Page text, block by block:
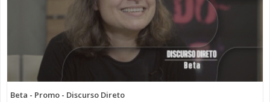
Beta - Promo - Discurso Direto